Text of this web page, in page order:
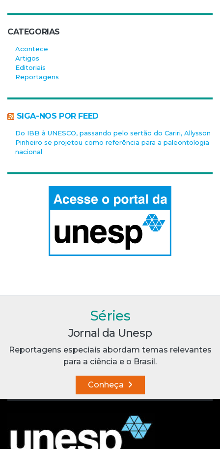
CATEGORIAS
Acontece
Artigos
Editoriais
Reportagens
SIGA-NOS POR FEED
Do IBB à UNESCO, passando pelo sertão do Cariri, Allysson
Pinheiro se projetou como referência para a paleontologia
nacional
Séries
Jornal da Unesp
Reportagens especiais abordam temas relevantes
para a ciência e o Brasil.
Conheça